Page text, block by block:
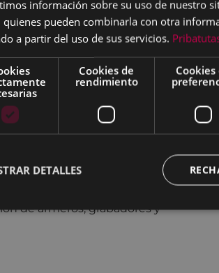
del plan estratégico de
anexo de subvenciones
del plan estratégico de
anexo de subvenciones
del plan estratégico de
anexo de subvenciones
de armeros, grabadores y
información sobre su uso de nuestro
quienes pueden combinarla con otra
a partir del uso de sus servicios.
Cookies de
rendimiento
Cookies
DETALLES